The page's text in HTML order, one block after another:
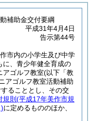
補助金交付要綱
平成31年4月4日
告示第44号
市内の小学生及び中学
に、青少年健全育成の
アゴルフ教室(以下「教
アゴルフ教室活動補助
ることとし、その交
規則 (平成17年美作市規
に定めるもののほか、